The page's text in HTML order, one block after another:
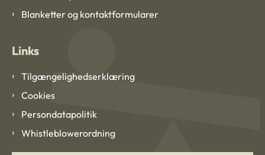
Blanketter og kontaktformularer
Links
Tilgængelighedserklæring
Cookies
Persondatapolitik
Whistleblowerordning